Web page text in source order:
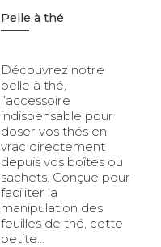
Pelle à thé
Découvrez notre
pelle à thé,
l’accessoire
indispensable pour
doser vos thés en
vrac directement
depuis vos boîtes ou
sachets. Conçue pour
faciliter la
manipulation des
feuilles de thé, cette
petite…